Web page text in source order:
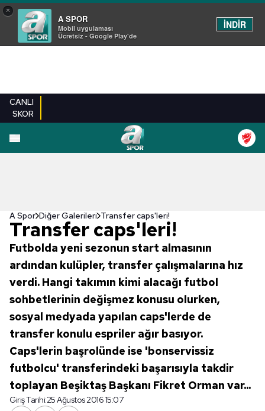
×
A SPOR
Mobil uygulaması
Ücretsiz - Google Play'de
İNDİR
CANLI
SKOR
EN YENILER
A Spor Diğer Galerileri Transfer caps'leri!
Transfer caps'leri!
Futbolda yeni sezonun start almasının
ardından kulüpler, transfer çalışmalarına hız
verdi. Hangi takımın kimi alacağı futbol
sohbetlerinin değişmez konusu olurken,
sosyal medyada yapılan caps'lerde de
transfer konulu espriler ağır basıyor.
Caps'lerin başrolünde ise 'bonservissiz
futbolcu' transferindeki başarısıyla takdir
toplayan Beşiktaş Başkanı Fikret Orman var...
Giriş Tarihi:25 Ağustos 2016 15:07